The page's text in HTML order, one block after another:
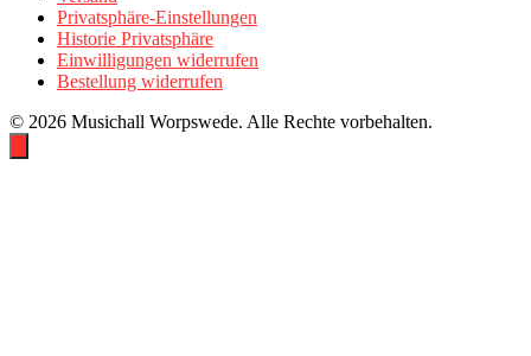
Privatsphäre-Einstellungen
Historie Privatsphäre
Einwilligungen widerrufen
Bestellung widerrufen
© 2026 Musichall Worpswede. Alle Rechte vorbehalten.